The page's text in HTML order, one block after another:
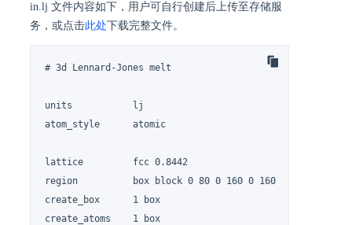
in.lj 文件内容如下，用户可自行创建后上传至存储服
务，或点击此处下载完整文件。
# 3d Lennard-Jones melt
units		lj
atom_style	atomic
lattice		fcc 0.8442
region		box block 0 80 0 160 0 160
create_box	1 box
create_atoms	1 box